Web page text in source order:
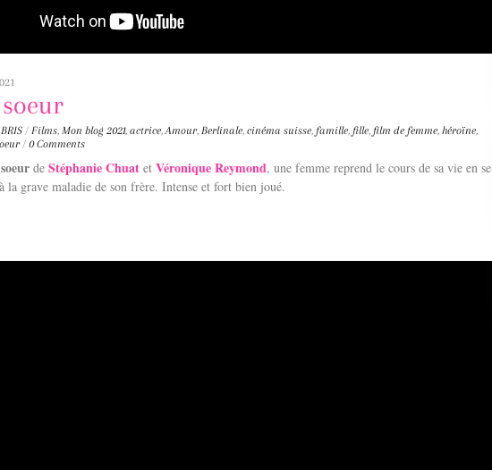
/ Films, Mon blog 2021, actrice,Amour, Berlinale, cinéma suisse, famille, fille, film de femme, héroïne,
/ 0 Comments
de Stéphanie Chuat et Véronique Reymond, une femme reprend le cours de sa vie en se
la grave maladie de son frère. Intense et fort bien joué.